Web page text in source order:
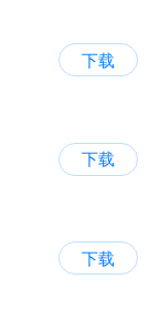
下载
下载
下载